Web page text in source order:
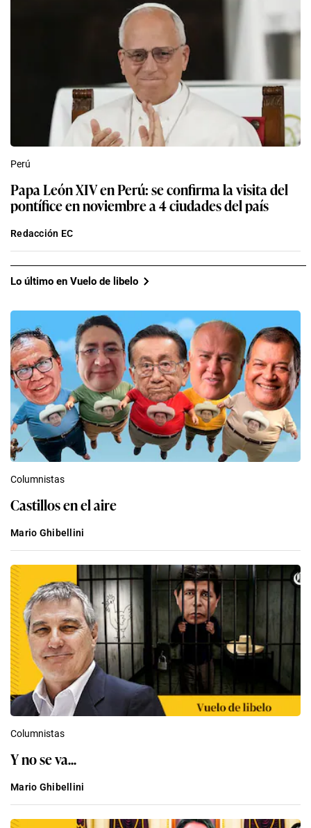
Perú
Papa León XIV en Perú: se confirma la visita del
pontífice en noviembre a 4 ciudades del país
Redacción EC
Lo último en Vuelo de libelo
Columnistas
Castillos en el aire
Mario Ghibellini
Columnistas
Y no se va...
Mario Ghibellini